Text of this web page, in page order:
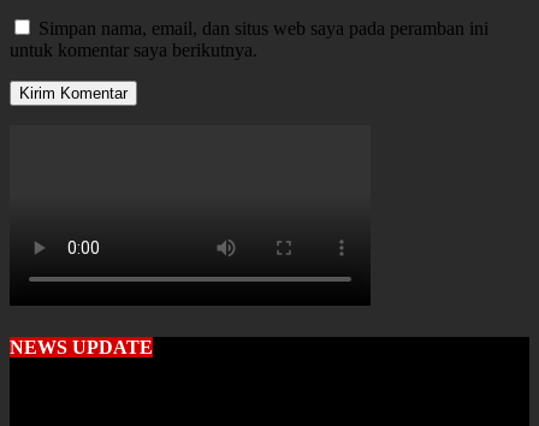
Simpan nama, email, dan situs web saya pada peramban ini
untuk komentar saya berikutnya.
NEWS UPDATE